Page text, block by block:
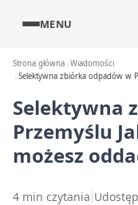
MENU
Strona główna Wiadomości
Selektywna zbiórka odpadów w
Selektywna
Przemyślu
możesz
4 min czytania